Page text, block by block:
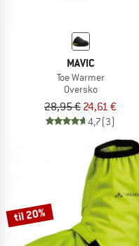
MAVIC
Toe Warmer
Oversko
28,95 € 24,61 €
4,7(3)
til 20%